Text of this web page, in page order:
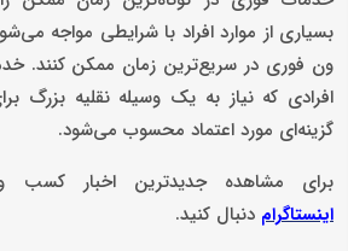
بسیاری از موارد افراد با شرایطی مواجه
ون فوری در سریع‌ترین زمان ممکن کنند.
افرادی که نیاز به یک وسیله نقلیه بزرگ
گزینه‌ای مورد اعتماد محسوب می‌شود.
برای مشاهده جدیدترین اخبار
اینستاگرام دنبال کنید.